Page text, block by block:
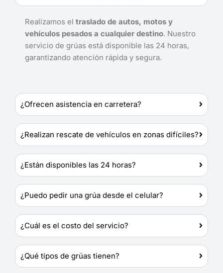
Realizamos el traslado de autos, motos y
vehículos pesados a cualquier destino. Nuestro
servicio de grúas está disponible las 24 horas,
garantizando atención rápida y segura.
¿Ofrecen asistencia en carretera?
¿Realizan rescate de vehículos en zonas difíciles?
¿Están disponibles las 24 horas?
¿Puedo pedir una grúa desde el celular?
¿Cuál es el costo del servicio?
¿Qué tipos de grúas tienen?